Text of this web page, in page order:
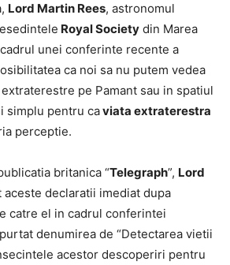
Lord Martin Rees, astronomul
Royal Society din Marea
unei conferinte recente a
ca noi sa nu putem vedea
pe Pamant sau in spatiul
simplu pentru caviata extraterestra
perceptie.
britanica “Telegraph”, Lord
aceste declaratii imediat dupa
catre el in cadrul conferintei
denumirea de “Detectarea vietii
acestor descoperiri pentru